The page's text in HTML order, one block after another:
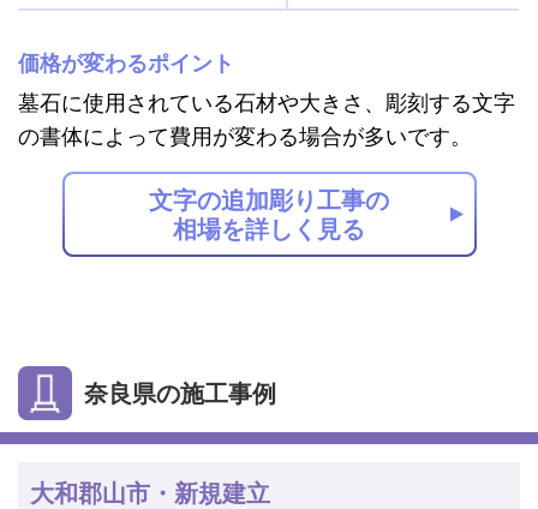
価格が変わるポイント
墓石に使用されている石材や大きさ、彫刻する文字
の書体によって費用が変わる場合が多いです。
文字の追加彫り工事の
相場を詳しく見る
奈良県の施工事例
大和郡山市・新規建立